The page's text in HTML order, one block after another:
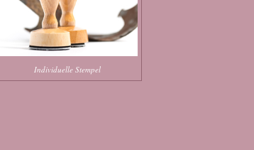
Individuelle Stempel